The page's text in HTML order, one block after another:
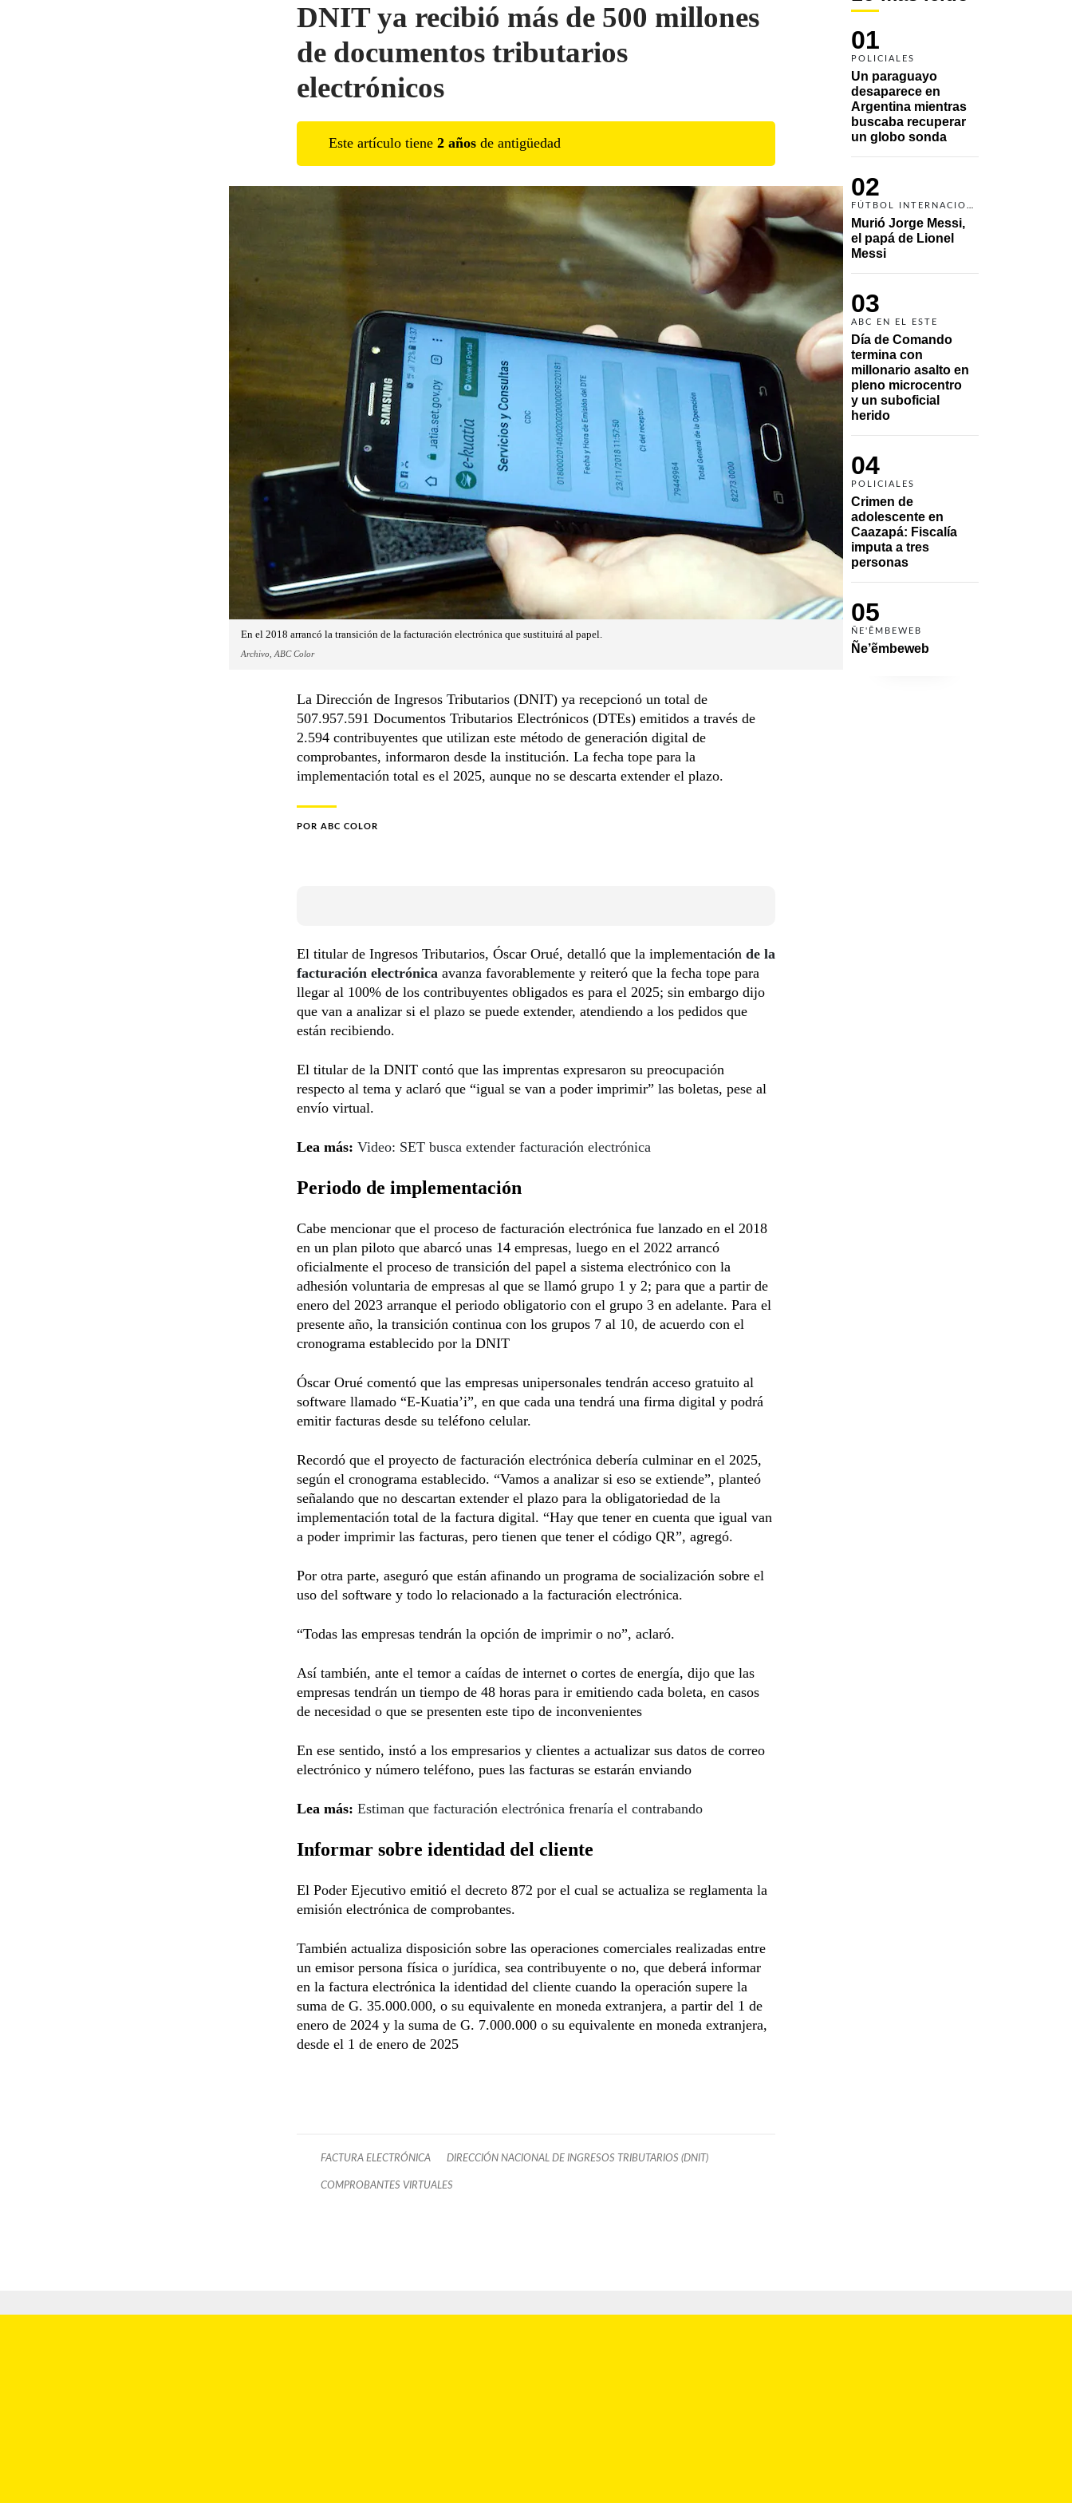
01
POLICIALES
Un paraguayo
desaparece en
Argentina mientras
buscaba recuperar
un globo sonda
02
Murió Jorge Messi,
el papá de Lionel
Messi
03
ABC EN EL ESTE
Día de Comando
termina con
millonario asalto en
pleno microcentro
y un suboficial
herido
04
POLICIALES
Crimen de
adolescente en
Caazapá: Fiscalía
imputa a tres
personas
05
ÑE'ẼMBEWEB
Ñe’ẽmbeweb
DNIT ya recibió más de 500 millones
de documentos tributarios
electrónicos
Este artículo tiene 2 años de antigüedad
En el 2018 arrancó la transición de la facturación electrónica que sustituirá al papel.
Archivo, ABC Color
La Dirección de Ingresos Tributarios (DNIT) ya recepcionó un total de
507.957.591 Documentos Tributarios Electrónicos (DTEs) emitidos a través de
2.594 contribuyentes que utilizan este método de generación digital de
comprobantes, informaron desde la institución. La fecha tope para la
implementación total es el 2025, aunque no se descarta extender el plazo.
POR ABC COLOR
El titular de Ingresos Tributarios, Óscar Orué, detalló que la implementación de la
facturación electrónica avanza favorablemente y reiteró que la fecha tope para
llegar al 100% de los contribuyentes obligados es para el 2025; sin embargo dijo
que van a analizar si el plazo se puede extender, atendiendo a los pedidos que
están recibiendo.
El titular de la DNIT contó que las imprentas expresaron su preocupación
respecto al tema y aclaró que “igual se van a poder imprimir” las boletas, pese al
envío virtual.
Lea más: Video: SET busca extender facturación electrónica
Periodo de implementación
Cabe mencionar que el proceso de facturación electrónica fue lanzado en el 2018
en un plan piloto que abarcó unas 14 empresas, luego en el 2022 arrancó
oficialmente el proceso de transición del papel a sistema electrónico con la
adhesión voluntaria de empresas al que se llamó grupo 1 y 2; para que a partir de
enero del 2023 arranque el periodo obligatorio con el grupo 3 en adelante. Para el
presente año, la transición continua con los grupos 7 al 10, de acuerdo con el
cronograma establecido por la DNIT
Óscar Orué comentó que las empresas unipersonales tendrán acceso gratuito al
software llamado “E-Kuatia’i”, en que cada una tendrá una firma digital y podrá
emitir facturas desde su teléfono celular.
Recordó que el proyecto de facturación electrónica debería culminar en el 2025,
según el cronograma establecido. “Vamos a analizar si eso se extiende”, planteó
señalando que no descartan extender el plazo para la obligatoriedad de la
implementación total de la factura digital. “Hay que tener en cuenta que igual van
a poder imprimir las facturas, pero tienen que tener el código QR”, agregó.
Por otra parte, aseguró que están afinando un programa de socialización sobre el
uso del software y todo lo relacionado a la facturación electrónica.
“Todas las empresas tendrán la opción de imprimir o no”, aclaró.
Así también, ante el temor a caídas de internet o cortes de energía, dijo que las
empresas tendrán un tiempo de 48 horas para ir emitiendo cada boleta, en casos
de necesidad o que se presenten este tipo de inconvenientes
En ese sentido, instó a los empresarios y clientes a actualizar sus datos de correo
electrónico y número teléfono, pues las facturas se estarán enviando
Lea más: Estiman que facturación electrónica frenaría el contrabando
Informar sobre identidad del cliente
El Poder Ejecutivo emitió el decreto 872 por el cual se actualiza se reglamenta la
emisión electrónica de comprobantes.
También actualiza disposición sobre las operaciones comerciales realizadas entre
un emisor persona física o jurídica, sea contribuyente o no, que deberá informar
en la factura electrónica la identidad del cliente cuando la operación supere la
suma de G. 35.000.000, o su equivalente en moneda extranjera, a partir del 1 de
enero de 2024 y la suma de G. 7.000.000 o su equivalente en moneda extranjera,
desde el 1 de enero de 2025
FACTURA ELECTRÓNICA DIRECCIÓN NACIONAL DE INGRESOS TRIBUTARIOS (DNIT)
COMPROBANTES VIRTUALES